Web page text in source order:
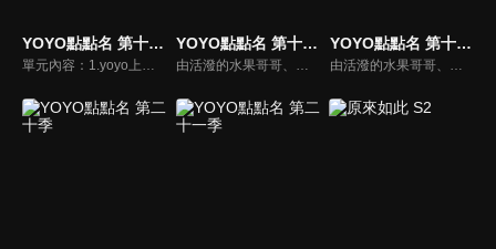
YOYO點點名 第十四季
單元內容：1.yoyo上學趣。2.寶貝樂拍拍。3.魔法ABC。4.棚內唱跳。5.影子在說話。由活潑的水果哥哥、姐姐們所主持的特別節目，並且帶著小朋友一起唱唱跳跳，藉由自製兒歌和體適能專家強詩雲老師特別設計的肢體動作，來強化兒童律動與協調能力，並進而促進親子間的親密關係。
YOYO點點名 第十七季
由活潑的水果哥哥、姐姐們所主持的特別節目，並且帶著小朋友一起唱唱跳跳，藉由自製兒歌和體適能專家強詩雲老師特別設計的肢體動作，來強化兒童律動與協調能力，並進而促進親子間的親密關係。
YOYO點點名 第十九季
由活潑的水果哥哥、姐姐們所主持的特別節目，並且帶著小朋友一起唱唱跳跳，藉由自製兒歌和體適能專家強詩雲老師特別設計的肢體動作，來強化兒童律動與協調能力，並進而促進親子間的親密關係。